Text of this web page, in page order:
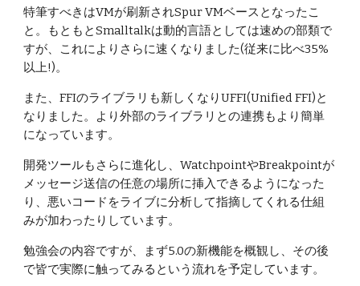
特筆すべきはVMが刷新されSpur VMベースとなったこ
と。もともとSmalltalkは動的言語としては速めの部類で
すが、これによりさらに速くなりました(従来に比べ35%
以上!)。
また、FFIのライブラリも新しくなりUFFI(Unified FFI)と
なりました。より外部のライブラリとの連携もより簡単
になっています。
開発ツールもさらに進化し、WatchpointやBreakpointが
メッセージ送信の任意の場所に挿入できるようになった
り、悪いコードをライブに分析して指摘してくれる仕組
みが加わったりしています。
勉強会の内容ですが、まず5.0の新機能を概観し、その後
で皆で実際に触ってみるという流れを予定しています。